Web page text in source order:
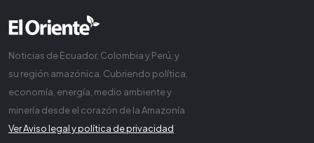
Noticias de Ecuador, Colombia y Perú, y
su región amazónica. Cubriendo política,
economía, energía, medio ambiente y
minería desde el corazón de la Amazonía
Ver Aviso legal y política de privacidad